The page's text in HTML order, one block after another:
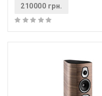
210000 грн.